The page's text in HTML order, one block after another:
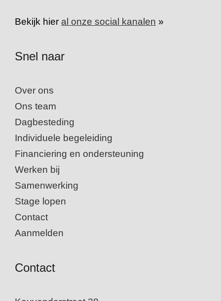
Bekijk hier al onze social kanalen »
Snel naar
Over ons
Ons team
Dagbesteding
Individuele begeleiding
Financiering en ondersteuning
Werken bij
Samenwerking
Stage lopen
Contact
Aanmelden
Contact